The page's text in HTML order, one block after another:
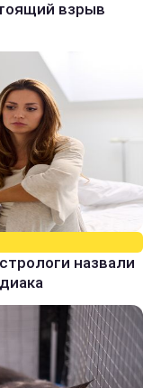
взрыв
назвали